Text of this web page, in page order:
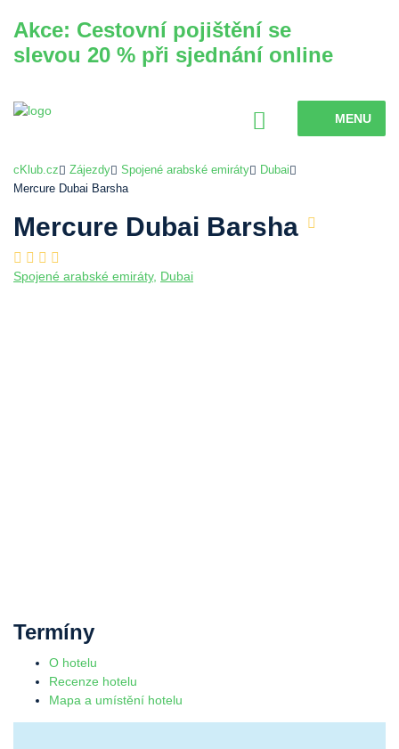
Akce: Cestovní pojištění se
slevou 20 % při sjednání online
MENU
cKlub.cz Zájezdy Spojené arabské emiráty
Dubai
Mercure Dubai Barsha
Mercure Dubai Barsha
Spojené arabské emiráty, Dubai
Termíny
O hotelu
Recenze hotelu
Mapa a umístění hotelu